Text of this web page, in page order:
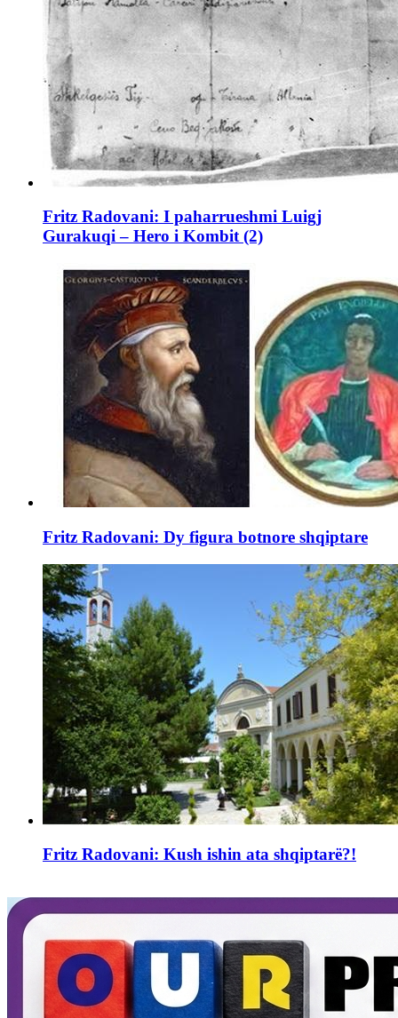
Fritz Radovani: I paharrueshmi Luigj
Gurakuqi – Hero i Kombit (2)
Fritz Radovani: Dy figura botnore shqiptare
Fritz Radovani: Kush ishin ata shqiptarë?!